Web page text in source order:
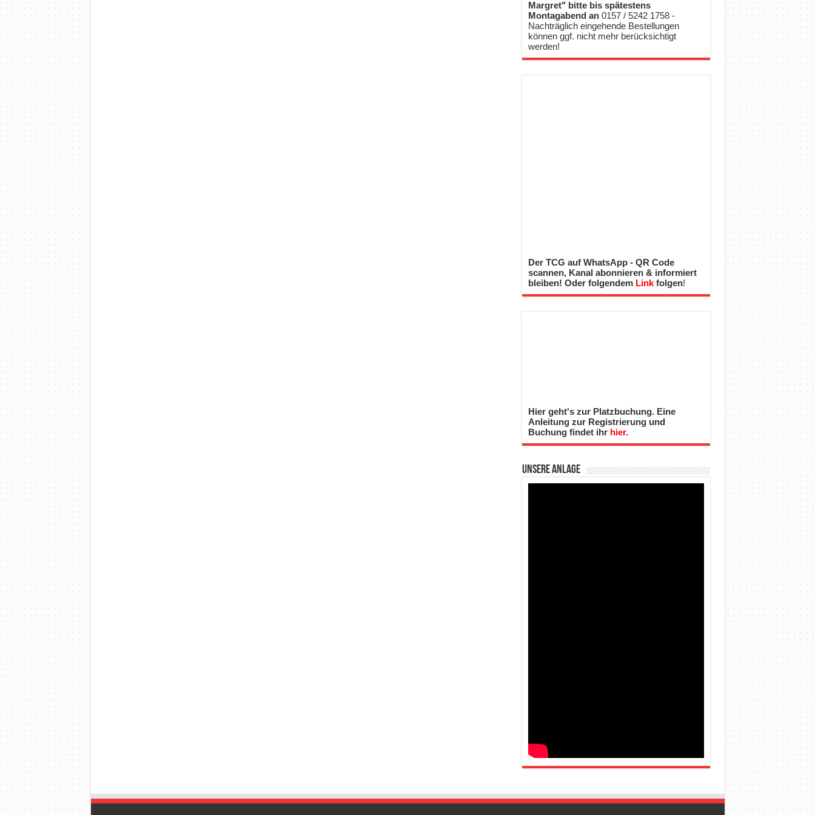
Margret" bitte bis spätestens
Montagabend an 0157 / 5242 1758 -
Nachträglich eingehende Bestellungen
können ggf. nicht mehr berücksichtigt
werden!
Der TCG auf WhatsApp - QR Code
scannen, Kanal abonnieren & informiert
bleiben! Oder folgendem Linkfolgen!
Hier geht's zur Platzbuchung. Eine
Anleitung zur Registrierung und
Buchung findet ihr hier.
Unsere Anlage